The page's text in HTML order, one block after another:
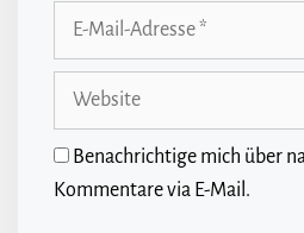
Adresse
Website
Benachrichtige mich über
Kommentare via E-Mail.